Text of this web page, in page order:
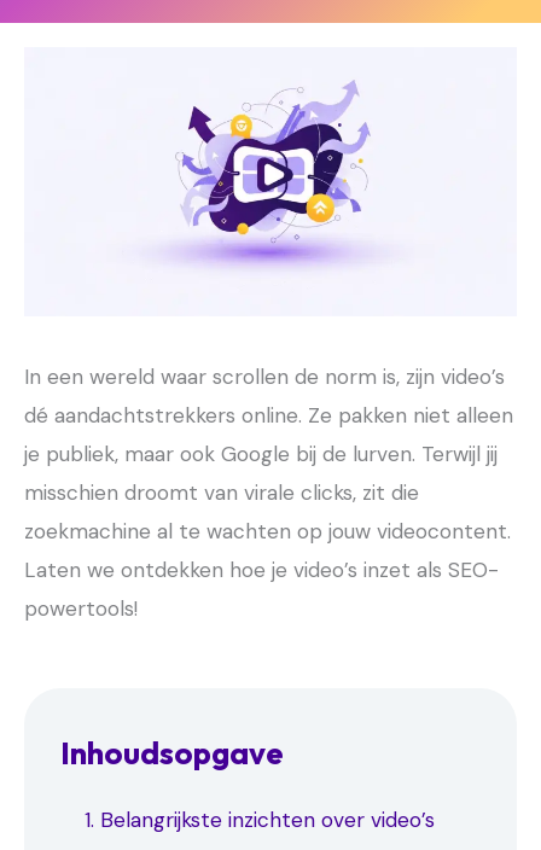
In een wereld waar scrollen de norm is, zijn video’s
dé aandachtstrekkers online. Ze pakken niet alleen
je publiek, maar ook Google bij de lurven. Terwijl jij
misschien droomt van virale clicks, zit die
zoekmachine al te wachten op jouw videocontent.
Laten we ontdekken hoe je video’s inzet als SEO-
powertools!
Inhoudsopgave
1. Belangrijkste inzichten over video’s